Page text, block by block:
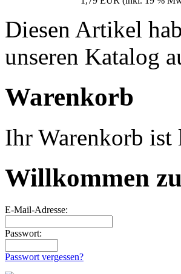
Diesen Artikel
unseren Katalog
Warenkorb
Ihr Warenkorb ist
Willkommen
E-Mail-Adresse:
Passwort:
Passwort vergessen?